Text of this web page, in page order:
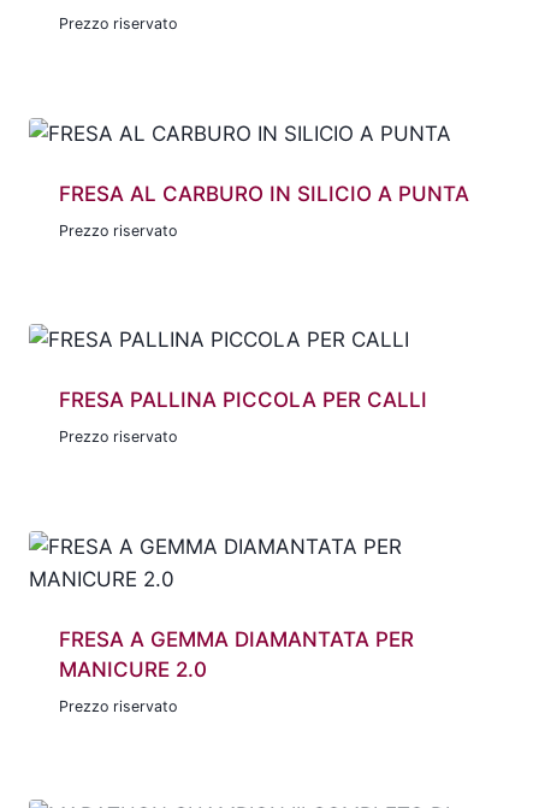
Prezzo riservato
FRESA AL CARBURO IN SILICIO A PUNTA
Prezzo riservato
FRESA PALLINA PICCOLA PER CALLI
Prezzo riservato
FRESA A GEMMA DIAMANTATA PER
MANICURE 2.0
Prezzo riservato